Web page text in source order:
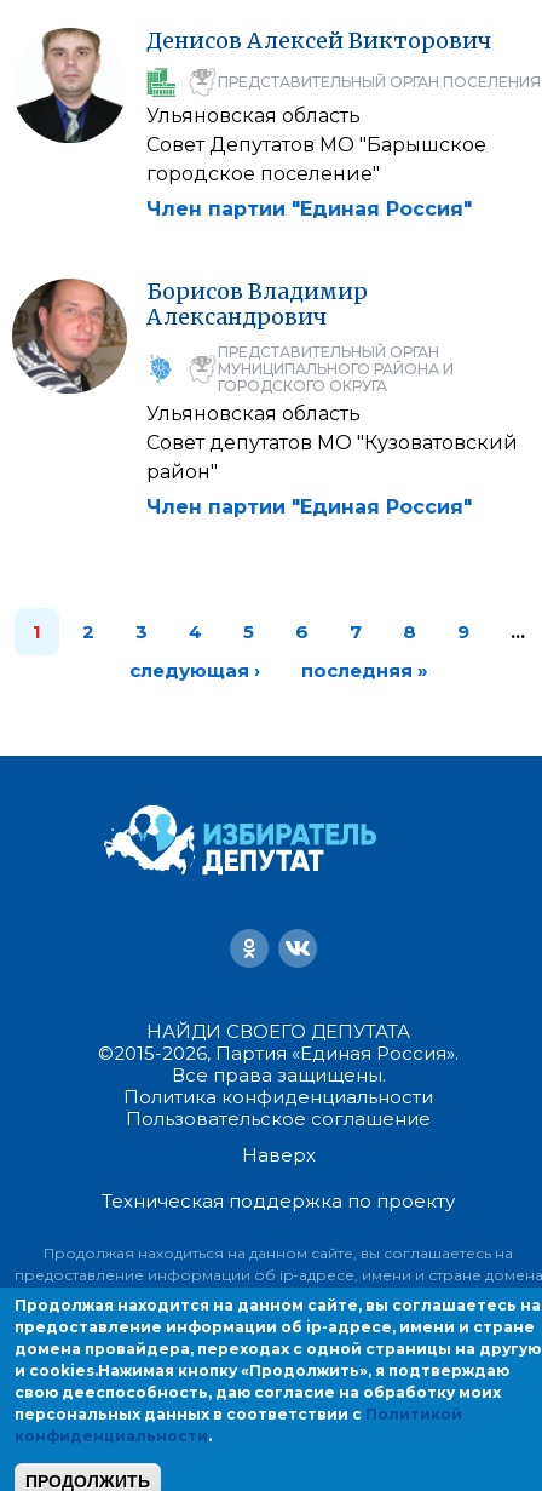
Денисов АлексейВикторович
ПРЕДСТАВИТЕЛЬНЫЙ ОРГАН ПОСЕЛЕНИЯ
Ульяновская область
Совет Депутатов МО "Барышское
городское поселение"
Член партии "Единая Россия"
Борисов Владимир
Александрович
ПРЕДСТАВИТЕЛЬНЫЙ ОРГАН
МУНИЦИПАЛЬНОГО РАЙОНА И
ГОРОДСКОГО ОКРУГА
Ульяновская область
Совет депутатов МО "Кузоватовский
район"
Член партии "Единая Россия"
1 2 3 4 5 6 7 8 9
…
следующая ›
последняя »
НАЙДИ СВОЕГО ДЕПУТАТА
©2015-2026, Партия «Единая Россия».
Все права защищены.
Политика конфиденциальности
Пользовательское соглашение
Наверх
Техническая поддержка по проекту
Продолжая находиться на данном сайте, вы соглашаетесь на
предоставление информации об ip-адресе, имени и стране домена
провайдера, переходах с одной страницы на другую и cookies.
Продолжая находится на данном сайте, вы соглашаетесь на
предоставление информации об ip-адресе, имени и стране
домена провайдера, переходах с одной страницы на другую
и cookies.Нажимая кнопку «Продолжить», я подтверждаю
свою дееспособность, даю согласие на обработку моих
персональных данных в соответствии с Политикой
конфиденциальности.
ПРОДОЛЖИТЬ